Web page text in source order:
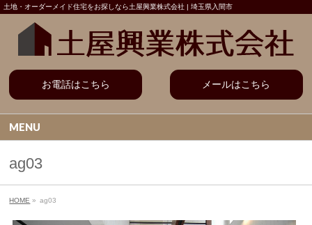
土地・オーダーメイド住宅をお探しなら土屋興業株式会社 | 埼玉県入間市
お電話はこちら メールはこちら
MENU
ag03
HOME » ag03